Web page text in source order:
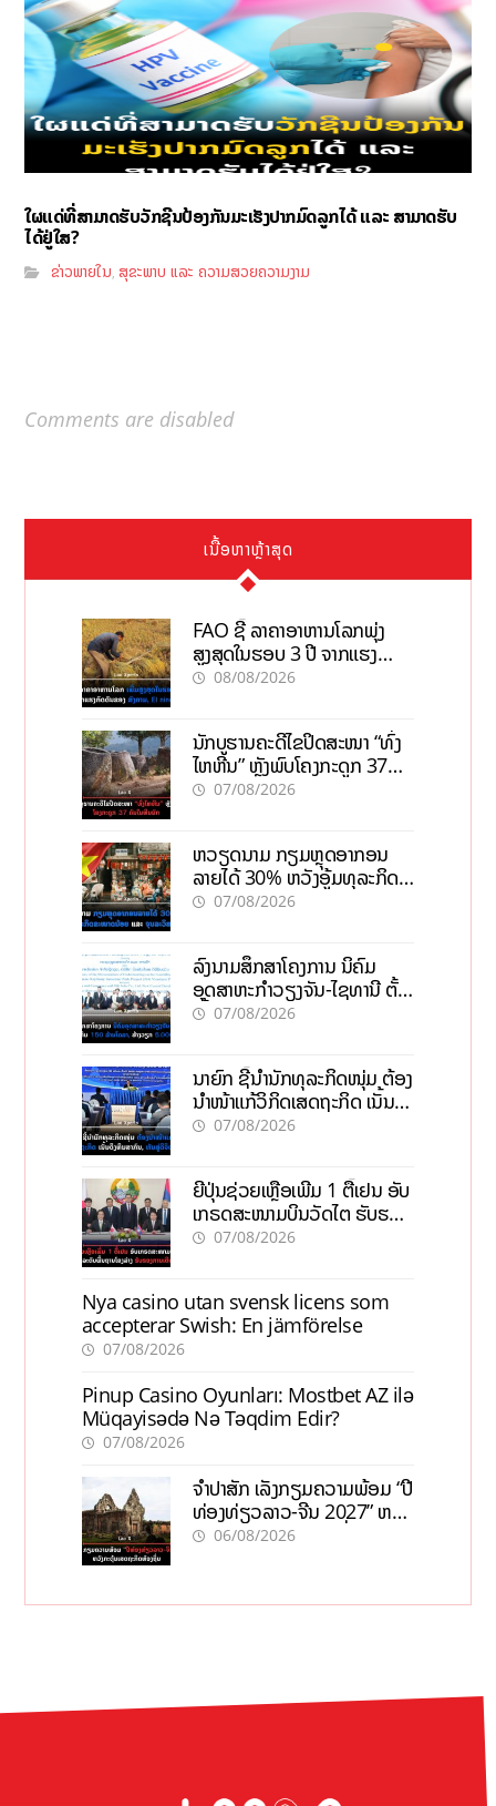
ໃຜແດ່ທີ່ສາມາດຮັບວັກຊີນປ້ອງກັນມະເຮັງປາກມົດລູກໄດ້ ແລະ ສາມາດຮັບ
ໄດ້ຢູ່ໃສ?
ຂ່າວພາຍໃນ,ສຸຂະພາບ ແລະ ຄວາມສວຍຄວາມງາມ
Comments are disabled
ເນື້ອຫາຫຼ້າສຸດ
FAO ຊີ້ ລາຄາອາຫານໂລກພຸ່ງ
ສູງສຸດໃນຮອບ 3 ປີ ຈາກແຮງ
ກົດດັນຂອງສົງຄາມ, El nino
08/08/2026
ນັກບູຮານຄະດີໄຂປິດສະໜາ “ທົ່ງ
ໄຫຫີນ” ຫຼັງພົບໂຄງກະດູກ 37
ຄົນໃນຫີນຍັກ
07/08/2026
ຫວຽດນາມ ກຽມຫຼຸດອາກອນ
ລາຍໄດ້ 30% ຫວັງອູ້ມທຸລະກິດ
ຂະໜາດນ້ອຍ ແລະ ຈຸນລະ
07/08/2026
ລົງນາມສຶກສາໂຄງການ ນິຄົມ
ອຸດສາຫະກຳວຽງຈັນ-ໄຊທານີ ຕັ້ງ
ເປົ້າດຶງທຶນ 150 ລ້ານໂດລາ, ສ້າງ
07/08/2026
ນາຍົກ ຊີ້ນຳນັກທຸລະກິດໜຸ່ມ ຕ້ອງ
ນຳໜ້າແກ້ວິກິດເສດຖະກິດ ເນັ້ນດຶງ
ທຶນສາກົນ, ຫັນສູ່ດິຈິຕອນ
07/08/2026
ຍີ່ປຸ່ນຊ່ວຍເຫຼືອເພີ່ມ 1 ຕື້ເຢນ ອັບ
ເກຣດສະໜາມບິນວັດໄຕ ຮັບຮອງ
ການເຕີບໂຕ
07/08/2026
Nya casino utan svensk licens som
accepterar Swish: En jämförelse
07/08/2026
Pinup Casino Oyunları: Mostbet AZ ilə
Müqayisədə Nə Təqdim Edir?
07/08/2026
ຈຳປາສັກ ເລັ່ງກຽມຄວາມພ້ອມ “ປີ
ທ່ອງທ່ຽວລາວ-ຈີນ 2027” ຫວັງ
ກະຕຸ້ນເສດຖະກິດທ້ອງຖິ່ນ
06/08/2026